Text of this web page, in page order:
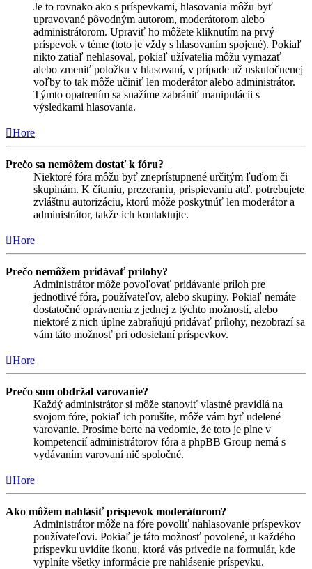
Je to rovnako ako s príspevkami, hlasovania môžu byť
upravované pôvodným autorom, moderátorom alebo
administrátorom. Upraviť ho môžete kliknutím na prvý
príspevok v téme (toto je vždy s hlasovaním spojené). Pokiaľ
nikto zatiaľ nehlasoval, pokiaľ užívatelia môžu vymazať
alebo zmeniť položku v hlasovaní, v prípade už uskutočnenej
voľby to tak môže učiniť len moderátor alebo administrátor.
Týmto opatrením sa snažíme zabrániť manipulácii s
výsledkami hlasovania.
Hore
Prečo sa nemôžem dostať k fóru?
Niektoré fóra môžu byť zneprístupnené určitým ľuďom či
skupinám. K čítaniu, prezeraniu, prispievaniu atď. potrebujete
zvláštnu autorizáciu, ktorú môže poskytnúť len moderátor a
administrátor, takže ich kontaktujte.
Hore
Prečo nemôžem pridávať prílohy?
Administrátor môže povoľovať pridávanie príloh pre
jednotlivé fóra, používateľov, alebo skupiny. Pokiaľ nemáte
dostatočné oprávnenia z jednej z týchto možností, alebo
niektoré z nich úplne zabraňujú pridávať prílohy, nezobrazí sa
vám táto možnosť pri odosielaní príspevkov.
Hore
Prečo som obdržal varovanie?
Každý administrátor si môže stanoviť vlastné pravidlá na
svojom fóre, pokiaľ ich porušíte, môže vám byť udelené
varovanie. Prosíme berte na vedomie, že toto je plne v
kompetencií administrátorov fóra a phpBB Group nemá s
vydávaním varovaní nič spoločné.
Hore
Ako môžem nahlásiť príspevok moderátorom?
Administrátor môže na fóre povoliť nahlasovanie príspevkov
používateľovi. Pokiaľ je táto možnosť povolené, u každého
príspevku uvidíte ikonu, ktorá vás privedie na formulár, kde
vyplníte všetky informácie pre nahlásenie príspevku.